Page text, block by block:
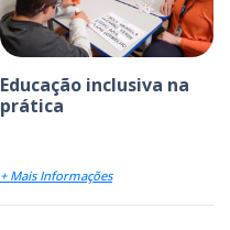
Educação inclusiva na
prática
+ Mais Informações